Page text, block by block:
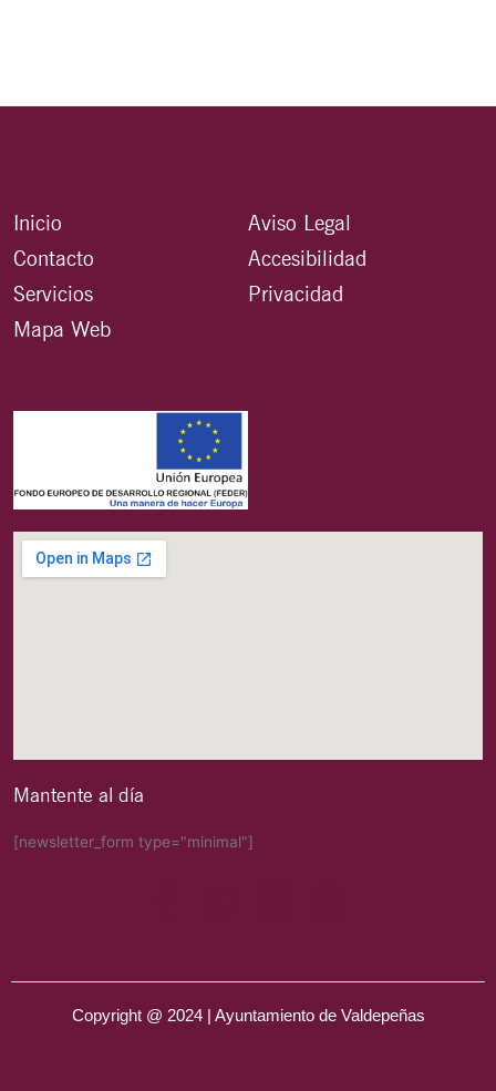
Inicio
Contacto
Servicios
Mapa Web
Aviso Legal
Accesibilidad
Privacidad
Mantente al día
[newsletter_form type="minimal"]
Copyright @ 2024 | Ayuntamiento de Valdepeñas